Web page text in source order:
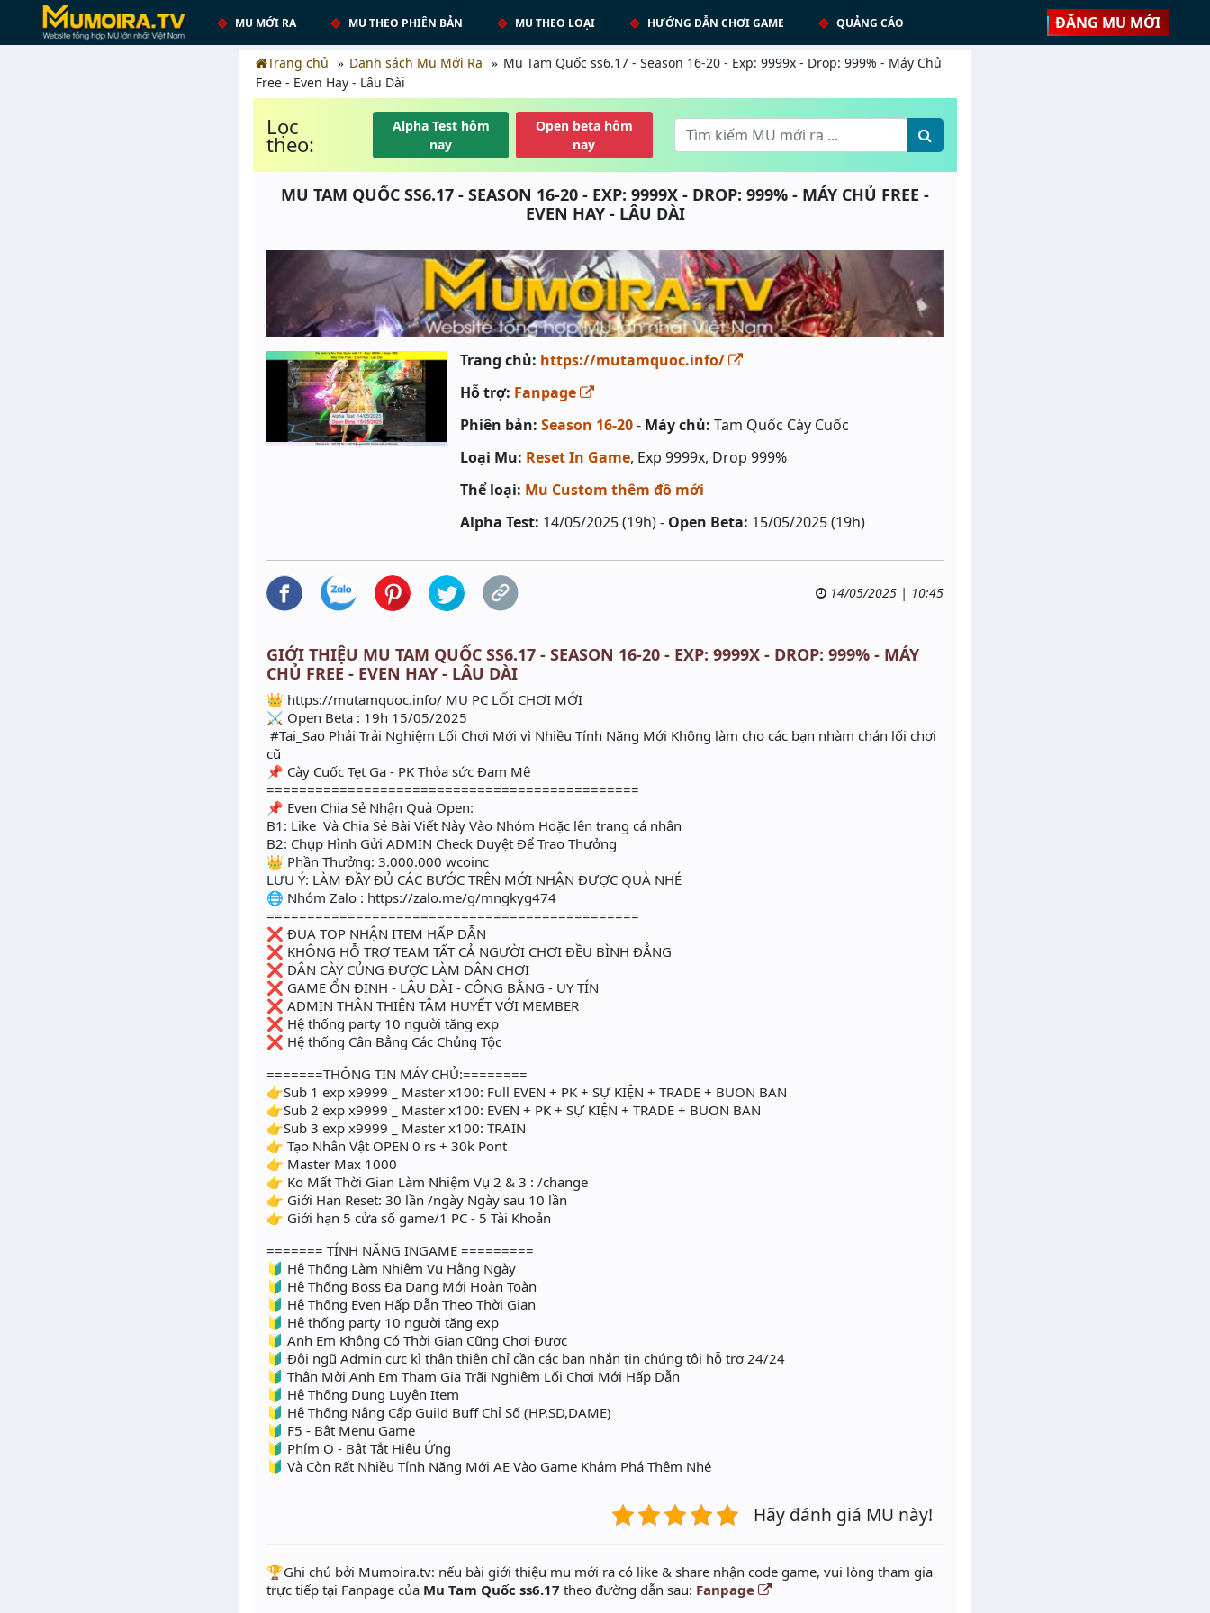
MU MỚI RA MU THEO PHIÊN BẢN MU THEO LOẠI HƯỚNG DẪN CHƠI GAME QUẢNG CÁO ĐĂNG MU MỚI
Trang chủ Danh sách Mu Mới Ra
Mu Tam Quốc ss6.17 - Season 16-20 - Exp: 9999x - Drop: 999% - Máy Chủ
Free - Even Hay - Lâu Dài
Lọc
theo:
Alpha Test hôm
nay
Open beta hôm
nay
MU TAM QUỐC SS6.17 - SEASON 16-20 - EXP: 9999X - DROP: 999% - MÁY CHỦ FREE -
EVEN HAY - LÂU DÀI
Trang chủ: https://mutamquoc.info/
Hỗ trợ: Fanpage
Phiên bản: Season 16-20- Máy chủ: Tam Quốc Cày Cuốc
Loại Mu: Reset In Game, Exp 9999x, Drop 999%
Thể loại: Mu Custom thêm đồ mới
Alpha Test: 14/05/2025 (19h) - Open Beta: 15/05/2025 (19h)
14/05/2025 | 10:45
GIỚI THIỆU MU TAM QUỐC SS6.17 - SEASON 16-20 - EXP: 9999X - DROP: 999% - MÁY
CHỦ FREE - EVEN HAY - LÂU DÀI
👑 https://mutamquoc.info/ MU PC LỐI CHƠI MỚI
⚔ Open Beta : 19h 15/05/2025
#Tai_Sao Phải Trải Nghiệm Lối Chơi Mới vì Nhiều Tính Năng Mới Không làm cho các bạn nhàm chán lối chơi
cũ
📌 Cày Cuốc Tẹt Ga - PK Thỏa sức Đam Mê
==============================================
📌 Even Chia Sẻ Nhận Quà Open:
B1: Like Và Chia Sẻ Bài Viết Này Vào Nhóm Hoặc lên trang cá nhân
B2: Chụp Hình Gửi ADMIN Check Duyệt Để Trao Thưởng
👑 Phần Thưởng: 3.000.000 wcoinc
LƯU Ý: LÀM ĐẦY ĐỦ CÁC BƯỚC TRÊN MỚI NHẬN ĐƯỢC QUÀ NHÉ
🌐 Nhóm Zalo : https://zalo.me/g/mngkyg474
==============================================
❌ ĐUA TOP NHẬN ITEM HẤP DẪN
❌ KHÔNG HỖ TRỢ TEAM TẤT CẢ NGƯỜI CHƠI ĐỀU BÌNH ĐẲNG
❌ DÂN CÀY CỦNG ĐƯỢC LÀM DÂN CHƠI
❌ GAME ỔN ĐỊNH - LÂU DÀI - CÔNG BẰNG - UY TÍN
❌ ADMIN THÂN THIỆN TÂM HUYẾT VỚI MEMBER
❌ Hệ thống party 10 người tăng exp
❌ Hệ thống Cân Bẳng Các Chủng Tộc
=======THÔNG TIN MÁY CHỦ:========
👉Sub 1 exp x9999 _ Master x100: Full EVEN + PK + SỰ KIỆN + TRADE + BUON BAN
👉Sub 2 exp x9999 _ Master x100: EVEN + PK + SỰ KIỆN + TRADE + BUON BAN
👉Sub 3 exp x9999 _ Master x100: TRAIN
👉 Tạo Nhân Vật OPEN 0 rs + 30k Pont
👉 Master Max 1000
👉 Ko Mất Thời Gian Làm Nhiệm Vụ 2 & 3 : /change
👉 Giới Hạn Reset: 30 lần /ngày Ngày sau 10 lần
👉 Giới hạn 5 cửa sổ game/1 PC - 5 Tài Khoản
======= TÍNH NĂNG INGAME =========
🔰 Hệ Thống Làm Nhiệm Vụ Hằng Ngày
🔰 Hệ Thống Boss Đa Dạng Mới Hoàn Toàn
🔰 Hệ Thống Even Hấp Dẫn Theo Thời Gian
🔰 Hệ thống party 10 người tăng exp
🔰 Anh Em Không Có Thời Gian Cũng Chơi Được
🔰 Đội ngũ Admin cực kì thân thiện chỉ cần các bạn nhắn tin chúng tôi hỗ trợ 24/24
🔰 Thân Mời Anh Em Tham Gia Trãi Nghiêm Lối Chơi Mới Hấp Dẫn
🔰 Hệ Thống Dung Luyện Item
🔰 Hệ Thống Nâng Cấp Guild Buff Chỉ Số (HP,SD,DAME)
🔰 F5 - Bật Menu Game
🔰 Phím O - Bật Tắt Hiệu Ứng
🔰 Và Còn Rất Nhiều Tính Năng Mới AE Vào Game Khám Phá Thêm Nhé
Hãy đánh giá MU này!
️🏆Ghi chú bởi Mumoira.tv: nếu bài giới thiệu mu mới ra có like & share nhận code game, vui lòng tham gia
trực tiếp tại Fanpage của Mu Tam Quốc ss6.17 theo đường dẫn sau: Fanpage